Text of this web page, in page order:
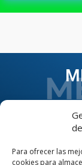
Para ofrecer las
cookies para